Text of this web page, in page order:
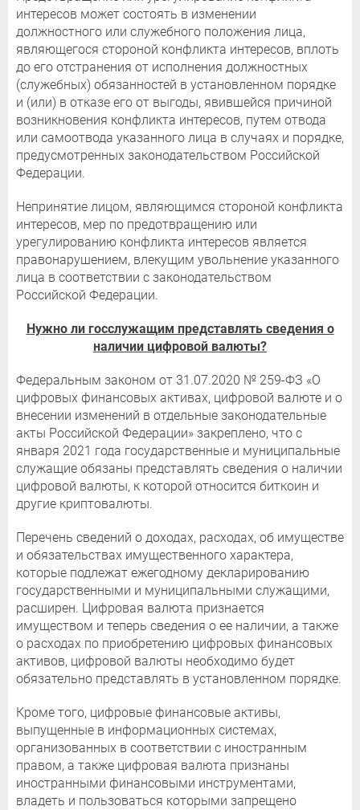
интересов может состоять в изменении
должностного или служебного положения лица,
являющегося стороной конфликта интересов, вплоть
до его отстранения от исполнения должностных
(служебных) обязанностей в установленном порядке
и (или) в отказе его от выгоды, явившейся причиной
возникновения конфликта интересов, путем отвода
или самоотвода указанного лица в случаях и порядке,
предусмотренных законодательством Российской
Федерации.
Непринятие лицом, являющимся стороной конфликта
интересов, мер по предотвращению или
урегулированию конфликта интересов является
правонарушением, влекущим увольнение указанного
лица в соответствии с законодательством
Российской Федерации.
Нужно ли госслужащим представлять сведения о
наличии цифровой валюты?
Федеральным законом от 31.07.2020 № 259-ФЗ «О
цифровых финансовых активах, цифровой валюте и о
внесении изменений в отдельные законодательные
акты Российской Федерации» закреплено, что с
января 2021 года государственные и муниципальные
служащие обязаны представлять сведения о наличии
цифровой валюты, к которой относится биткоин и
другие криптовалюты.
Перечень сведений о доходах, расходах, об имуществе
и обязательствах имущественного характера,
которые подлежат ежегодному декларированию
государственными и муниципальными служащими,
расширен. Цифровая валюта признается
имуществом и теперь сведения о ее наличии, а также
о расходах по приобретению цифровых финансовых
активов, цифровой валюты необходимо будет
обязательно представлять в установленном порядке.
Кроме того, цифровые финансовые активы,
выпущенные в информационных системах,
организованных в соответствии с иностранным
правом, а также цифровая валюта признаны
иностранными финансовыми инструментами,
владеть и пользоваться которыми запрещено